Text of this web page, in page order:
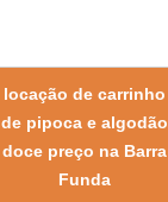
locação de carrinho
de pipoca e algodão
doce preço na Barra
Funda